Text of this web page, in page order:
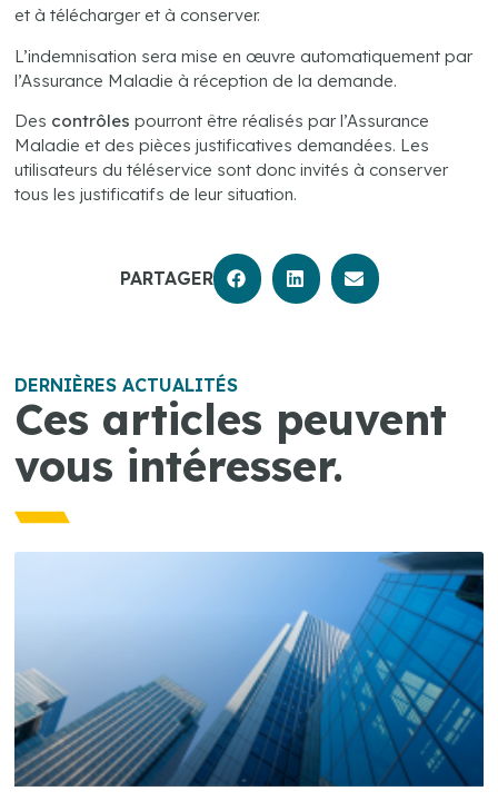
et à télécharger et à conserver.
L’indemnisation sera mise en œuvre automatiquement par
l’Assurance Maladie à réception de la demande.
Des contrôles pourront être réalisés par l’Assurance
Maladie et des pièces justificatives demandées. Les
utilisateurs du téléservice sont donc invités à conserver
tous les justificatifs de leur situation.
PARTAGER
DERNIÈRES ACTUALITÉS
Ces articles peuvent
vous intéresser.